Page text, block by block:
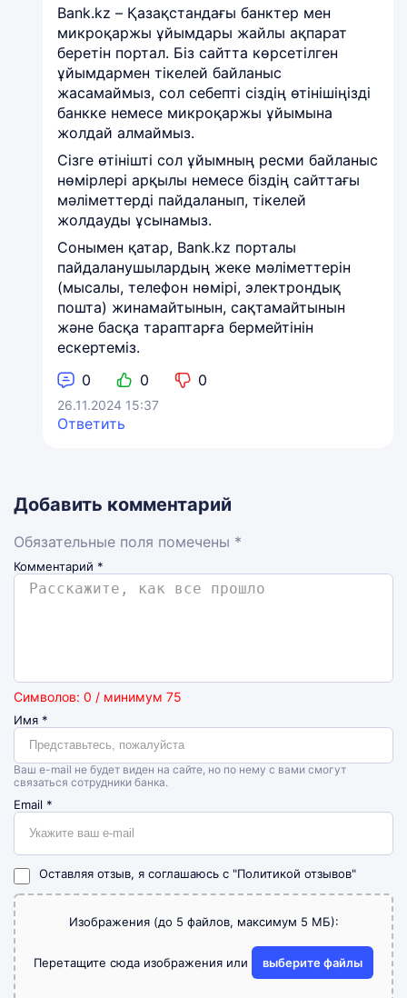
Bank.kz – Қазақстандағы банктер мен
микроқаржы ұйымдары жайлы ақпарат
беретін портал. Біз сайтта көрсетілген
ұйымдармен тікелей байланыс
жасамаймыз, сол себепті сіздің өтінішіңізді
банкке немесе микроқаржы ұйымына
жолдай алмаймыз.
Сізге өтінішті сол ұйымның ресми байланыс
нөмірлері арқылы немесе біздің сайттағы
мәліметтерді пайдаланып, тікелей
жолдауды ұсынамыз.
Сонымен қатар, Bank.kz порталы
пайдаланушылардың жеке мәліметтерін
(мысалы, телефон нөмірі, электрондық
пошта) жинамайтынын, сақтамайтынын
және басқа тараптарға бермейтінін
ескертеміз.
0
0 0
26.11.2024 15:37
Ответить
Добавить комментарий
Обязательные поля помечены *
Комментарий *
Символов: 0 / минимум 75
Имя *
Ваш e-mail не будет виден на сайте, но по нему с вами смогут
связаться сотрудники банка.
Email *
Оставляя отзыв, я соглашаюсь с "Политикой отзывов"
Изображения (до 5 файлов, максимум 5 МБ):
Перетащите сюда изображения или выберите файлы